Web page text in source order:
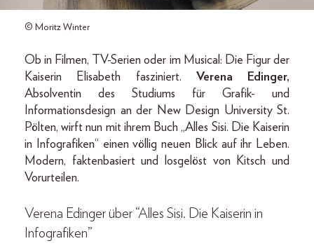
© Moritz Winter
Ob in Filmen, TV-Serien oder im Musical: Die Figur der
Kaiserin Elisabeth fasziniert. Verena Edinger,
Absolventin des Studiums für Grafik- und
Informationsdesign an der New Design University St.
Pölten, wirft nun mit ihrem Buch „Alles Sisi. Die Kaiserin
in Infografiken“ einen völlig neuen Blick auf ihr Leben.
Modern, faktenbasiert und losgelöst von Kitsch und
Vorurteilen.
Verena Edinger über “Alles Sisi. Die Kaiserin in
Infografiken”